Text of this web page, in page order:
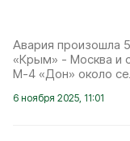
Авария произошла
«Крым» - Москва и
М-4 «Дон» около
6 ноября 2025, 11:01